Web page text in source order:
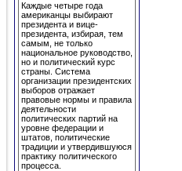
Каждые четыре года
американцы выбирают
президента и вице-
президента, избирая, тем
самым, не только
национальное руководство,
но и политический курс
страны. Система
организации президентских
выборов отражает
правовые нормы и правила
деятельности
политических партий на
уровне федерации и
штатов, политические
традиции и утвердившуюся
практику политического
процесса.